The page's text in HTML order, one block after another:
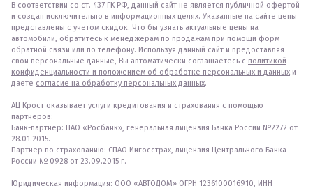
В соответствии со ст. 437 ГК РФ, данный сайт не является публичной офертой
и создан исключительно в информационных целях. Указанные на сайте цены
представлены с учетом скидок. Что бы узнать актуальные цены на
автомобили, обратитесь к менеджерам по продажам при помощи форм
обратной связи или по телефону. Используя данный сайт и предоставляя
свои персональные данные, Вы автоматически соглашаетесь с политикой
конфиденциальности и положением об обработке персональных и данных и
даете согласие на обработку персональных данных.
АЦ Крост оказывает услуги кредитования и страхования с помощью
партнеров:
Банк-партнер: ПАО «Росбанк», генеральная лицензия Банка России №2272 от
28.01.2015.
Партнер по страхованию: СПАО Ингосстрах, лицензия Центрального Банка
России № 0928 от 23.09.2015 г.
Юридическая информация: ООО «АВТОДОМ» ОГРН 1236100016910, ИНН